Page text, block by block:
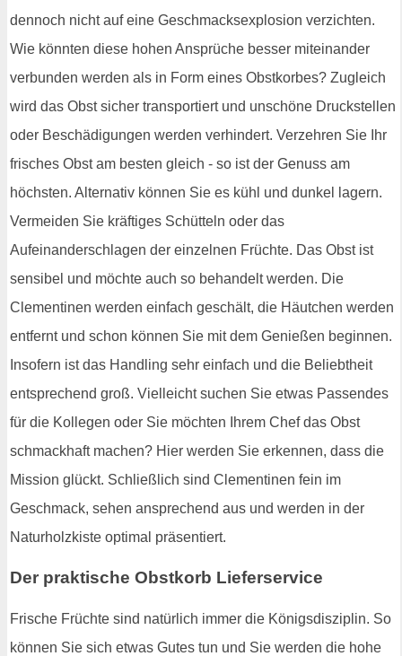
dennoch nicht auf eine Geschmacksexplosion verzichten.
Wie könnten diese hohen Ansprüche besser miteinander
verbunden werden als in Form eines Obstkorbes? Zugleich
wird das Obst sicher transportiert und unschöne Druckstellen
oder Beschädigungen werden verhindert. Verzehren Sie Ihr
frisches Obst am besten gleich - so ist der Genuss am
höchsten. Alternativ können Sie es kühl und dunkel lagern.
Vermeiden Sie kräftiges Schütteln oder das
Aufeinanderschlagen der einzelnen Früchte. Das Obst ist
sensibel und möchte auch so behandelt werden. Die
Clementinen werden einfach geschält, die Häutchen werden
entfernt und schon können Sie mit dem Genießen beginnen.
Insofern ist das Handling sehr einfach und die Beliebtheit
entsprechend groß. Vielleicht suchen Sie etwas Passendes
für die Kollegen oder Sie möchten Ihrem Chef das Obst
schmackhaft machen? Hier werden Sie erkennen, dass die
Mission glückt. Schließlich sind Clementinen fein im
Geschmack, sehen ansprechend aus und werden in der
Naturholzkiste optimal präsentiert.
Der praktische Obstkorb Lieferservice
Frische Früchte sind natürlich immer die Königsdisziplin. So
können Sie sich etwas Gutes tun und Sie werden die hohe